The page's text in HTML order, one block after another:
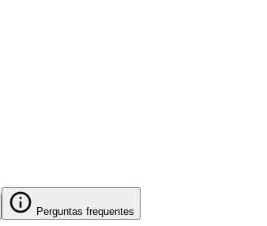
Perguntas frequentes